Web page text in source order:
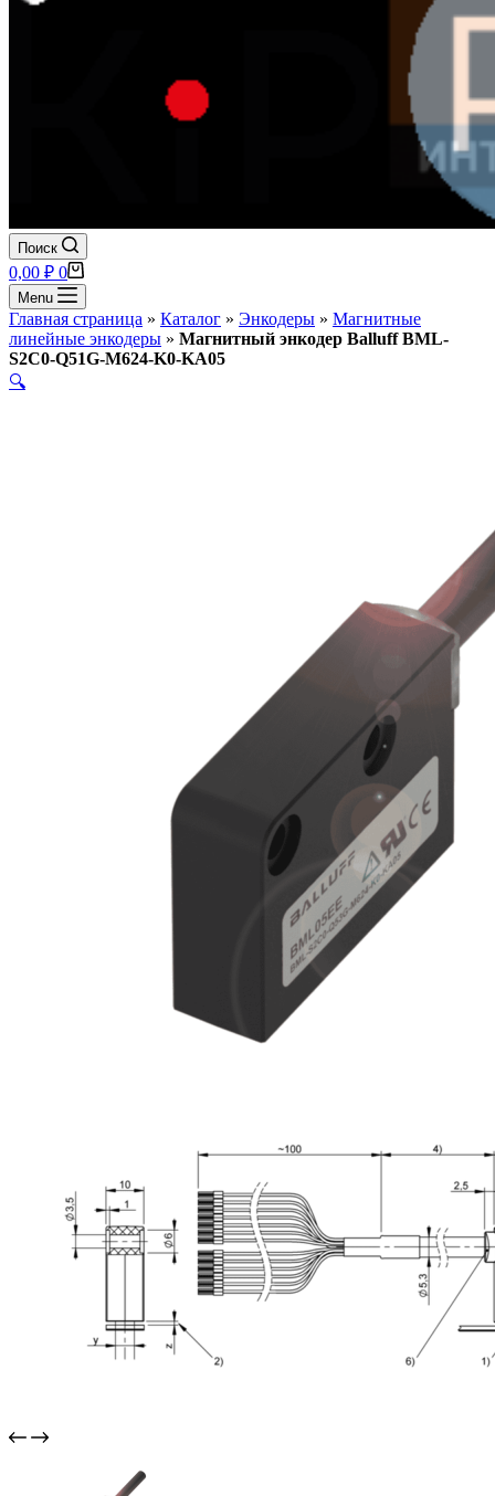
Поиск
Корзина
0,00 ₽ 0
Menu
Главная страница » Каталог » Энкодеры » Магнитные
линейные энкодеры » Магнитный энкодер Balluff BML-
S2C0-Q51G-M624-K0-KA05
🔍